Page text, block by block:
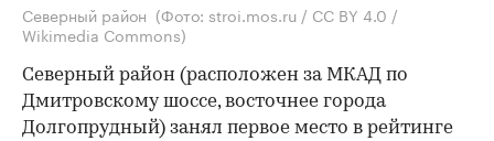
Северный район (Фото: stroi.mos.ru / CC BY 4.0 /
Wikimedia Commons)
Северный район (расположен за МКАД по
Дмитровскому шоссе, восточнее города
Долгопрудный) занял первое место в рейтинге